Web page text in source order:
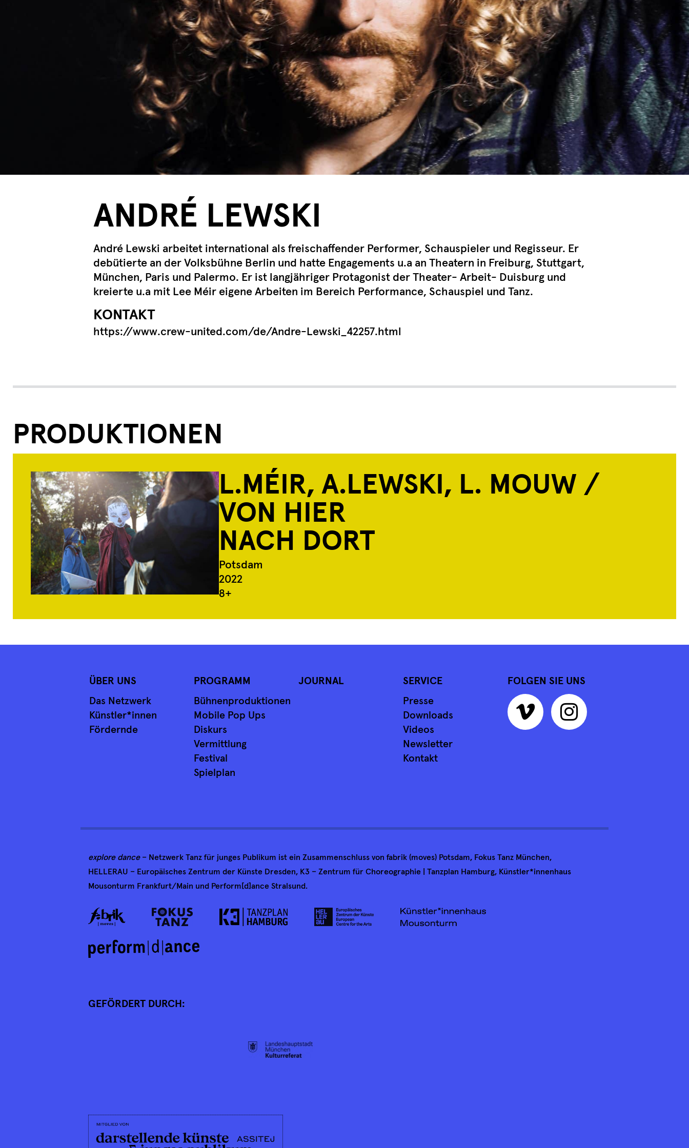
ANDRÉ LEWSKI
André Lewski arbeitet international als freischaffender Performer, Schauspieler und Regisseur. Er
debütierte an der Volksbühne Berlin und hatte Engagements u.a an Theatern in Freiburg, Stuttgart,
München, Paris und Palermo. Er ist langjähriger Protagonist der Theater- Arbeit- Duisburg und
kreierte u.a mit Lee Méir eigene Arbeiten im Bereich Performance, Schauspiel und Tanz.
KONTAKT
https://www.crew-united.com/de/Andre-Lewski_42257.html
PRODUKTIONEN
L.MÉIR, A.LEWSKI, L. MOUW /
VON HIER
NACH DORT
Potsdam
2022
8+
ÜBER UNS
Das Netzwerk
Künstler*innen
Fördernde
PROGRAMM
Bühnenproduktionen
Mobile Pop Ups
Diskurs
Vermittlung
Festival
Spielplan
JOURNAL
SERVICE
Presse
Downloads
Videos
Newsletter
Kontakt
FOLGEN SIE UNS
explore dance – Netzwerk Tanz für junges Publikum ist ein Zusammenschluss von fabrik (moves) Potsdam, Fokus Tanz München,
HELLERAU – Europäisches Zentrum der Künste Dresden, K3 – Zentrum für Choreographie | Tanzplan Hamburg, Künstler*innenhaus
Mousonturm Frankfurt/Main und Perform[d]ance Stralsund.
GEFÖRDERT DURCH: